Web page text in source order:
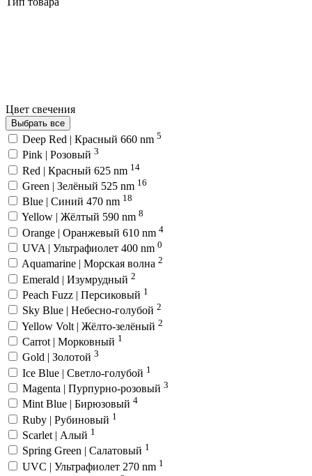
Цвет свечения
Выбрать все
Deep Red | Красный 660 nm 5
Pink | Розовый 3
Red | Красный 625 nm 14
Green | Зелёный 525 nm 16
Blue | Синий 470 nm 18
Yellow | Жёлтый 590 nm 8
Orange | Оранжевый 610 nm 4
UVA | Ультрафиолет 400 nm 0
Aquamarine | Морская волна 2
Emerald | Изумрудный 2
Peach Fuzz | Персиковый 1
Sky Blue | Небесно-голубой 2
Yellow Volt | Жёлто-зелёный 2
Carrot | Морковный 1
Gold | Золотой 3
Ice Blue | Светло-голубой 1
Magenta | Пурпурно-розовый 3
Mint Blue | Бирюзовый 4
Ruby | Рубиновый 1
Scarlet | Алый 1
Spring Green | Салатовый 1
UVC | Ультрафиолет 270 nm 1